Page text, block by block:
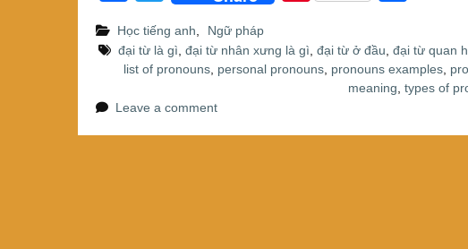
c
e
b
o
tt
er
er
e
ar
e
Học tiếng anh
Ngữ pháp
đại từ là gì đại từ nhân xưng là gì đại từ ở đầu đại từ quan
list of pronouns personal pronouns pronouns examples
meaning types of
Leave a comment